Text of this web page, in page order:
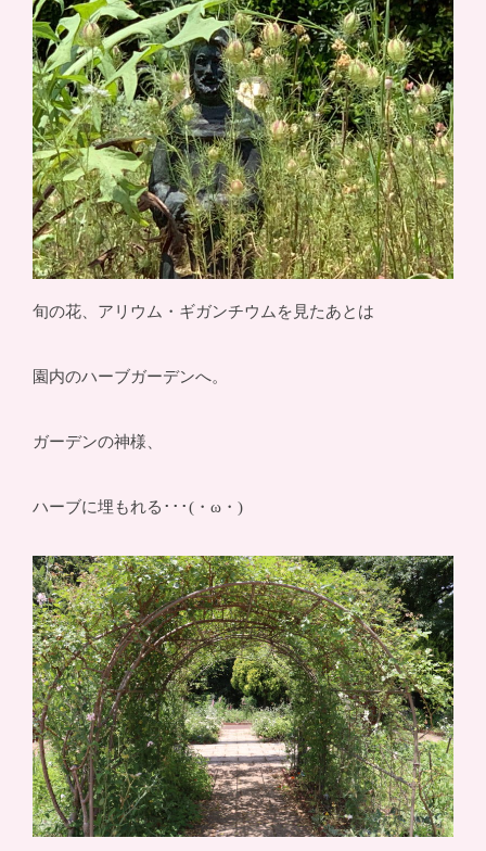
旬の花、アリウム・ギガンチウムを見たあとは
園内のハーブガーデンへ。
ガーデンの神様、
ハーブに埋もれる･･･(・ω・)